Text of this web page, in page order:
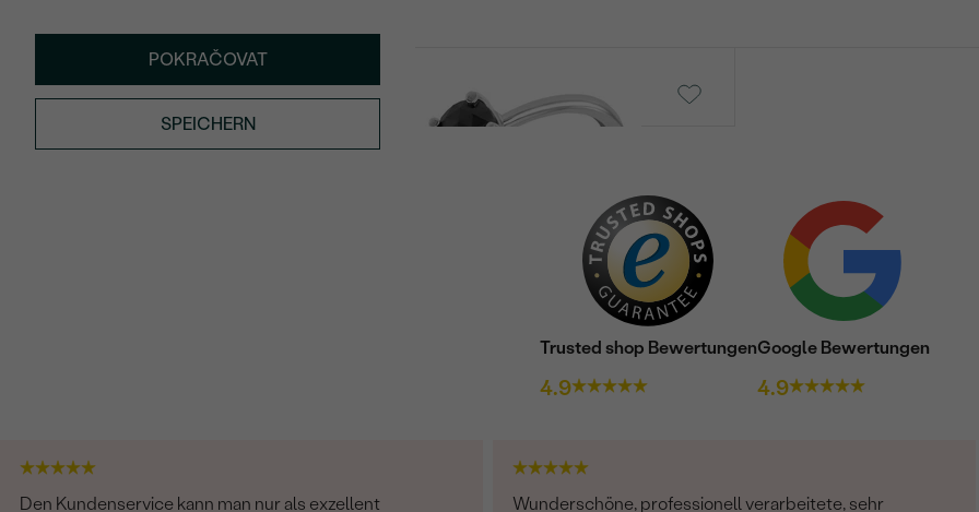
POKRAČOVAT
SPEICHERN
€ 979 von € 589
Trusted shop Bewertungen
4.9
Google Bewertungen
4.9
Den Kundenservice kann man nur als exzellent
Wunderschöne, professionell verarbeitete, sehr